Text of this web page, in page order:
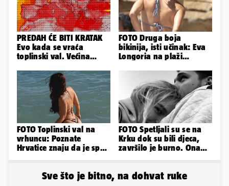
PREDAH ĆE BITI KRATAK
Evo kada se vraća
toplinski val. Većina
FOTO Druga boja
bikinija, isti učinak: Eva
Longoria na plaži
FOTO Toplinski val na
vrhuncu: Poznate
Hrvatice znaju da je spas
FOTO Spetljali su se na
Krku dok su bili djeca,
završilo je burno. Ona
Sve što je bitno, na dohvat ruke